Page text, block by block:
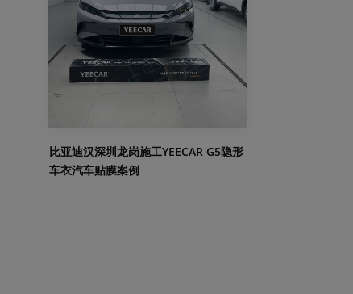
比亚迪汉深圳龙岗施工YEECAR G5隐形
车衣汽车贴膜案例